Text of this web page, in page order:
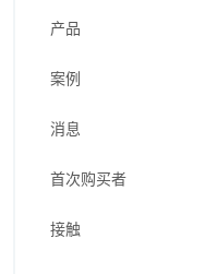
产品
案例
消息
首次购买者
接触